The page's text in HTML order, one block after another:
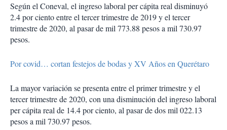
Según el Coneval, el ingreso laboral per cápita real disminuyó
2.4 por ciento entre el tercer trimestre de 2019 y el tercer
trimestre de 2020, al pasar de mil 773.88 pesos a mil 730.97
pesos.
Por covid… cortan festejos de bodas y XV Años en Querétaro
La mayor variación se presenta entre el primer trimestre y el
tercer trimestre de 2020, con una disminución del ingreso laboral
per cápita real de 14.4 por ciento, al pasar de dos mil 022.13
pesos a mil 730.97 pesos.